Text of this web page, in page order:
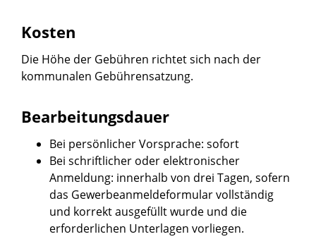
Kosten
Die Höhe der Gebühren richtet sich nach der
kommunalen Gebührensatzung.
Bearbeitungsdauer
Bei persönlicher Vorsprache: sofort
Bei schriftlicher oder elektronischer
Anmeldung: innerhalb von drei Tagen, sofern
das Gewerbeanmeldeformular vollständig
und korrekt ausgefüllt wurde und die
erforderlichen Unterlagen vorliegen.